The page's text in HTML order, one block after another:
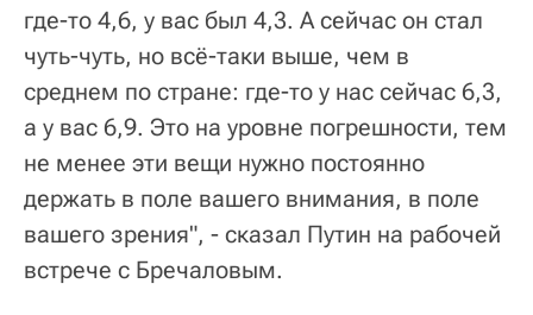
где-то 4,6, у вас был 4,3. А сейчас он стал
чуть-чуть, но всё-таки выше, чем в
среднем по стране: где-то у нас сейчас 6,3,
а у вас 6,9. Это на уровне погрешности, тем
не менее эти вещи нужно постоянно
держать в поле вашего внимания, в поле
вашего зрения", - сказал Путин на рабочей
встрече с Бречаловым.